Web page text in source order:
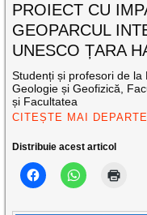
PROIECT CU
GEOPARCUL
UNESCO ȚARA
Studenți și profesori de la
Geologie și Geofizică,
și Facultatea
CITEȘTE MAI DEPARTE
Distribuie acest articol